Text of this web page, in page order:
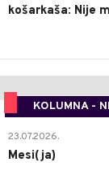
košarkaša: Nije
KOLUMNA -
23.07.2026.
Mesi(ja)